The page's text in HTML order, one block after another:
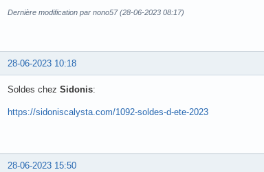
Dernière modification par nono57 (28-06-2023 08:17)
28-06-2023 10:18
Soldes chez Sidonis:
https://sidoniscalysta.com/1092-soldes-d-ete-2023
28-06-2023 15:50